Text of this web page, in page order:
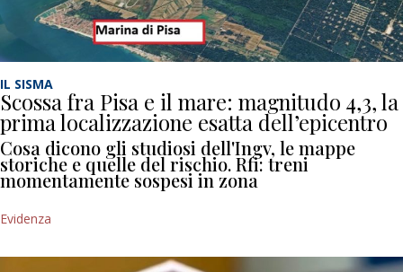
IL SISMA
Scossa fra Pisa e il mare: magnitudo 4,3, la
prima localizzazione esatta dell’epicentro
Cosa dicono gli studiosi dell'Ingv, le mappe
storiche e quelle del rischio. Rfi: treni
momentamente sospesi in zona
Evidenza